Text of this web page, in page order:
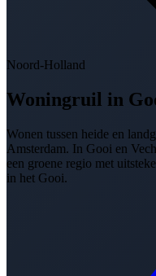
Noord-Holland
Woningruil in
Wonen tussen heide en
Amsterdam. In Gooi en
een groene regio met
in het Gooi.